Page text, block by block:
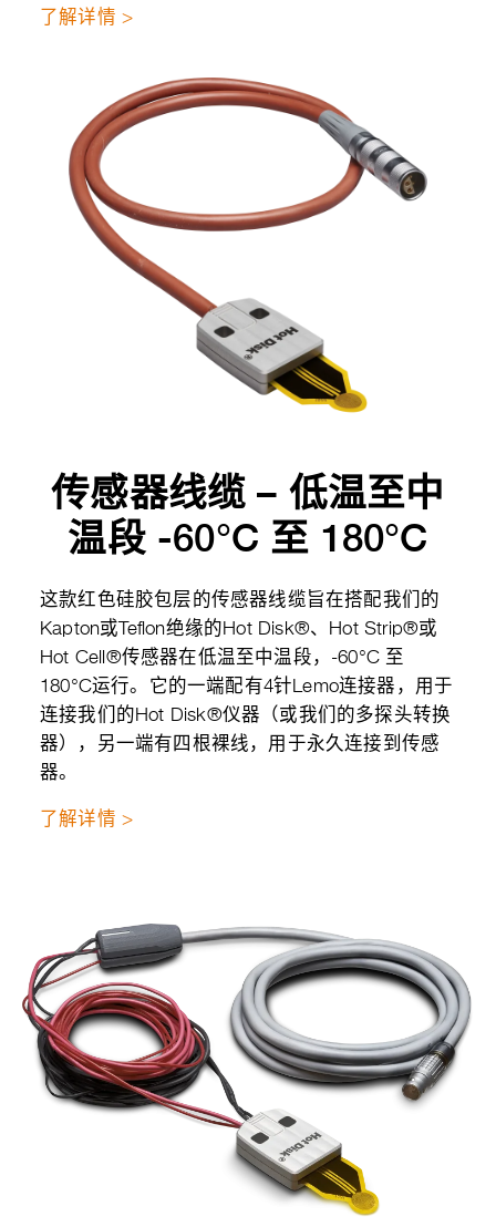
了解详情 >
传感器线缆 – 低温至中
温段 -60°C 至 180°C
这款红色硅胶包层的传感器线缆旨在搭配我们的
Kapton或Teflon绝缘的Hot Disk®、Hot Strip®或
Hot Cell®传感器在低温至中温段，-60°C 至
180°C运行。它的一端配有4针Lemo连接器，用于
连接我们的Hot Disk®仪器（或我们的多探头转换
器），另一端有四根裸线，用于永久连接到传感
器。
了解详情 >